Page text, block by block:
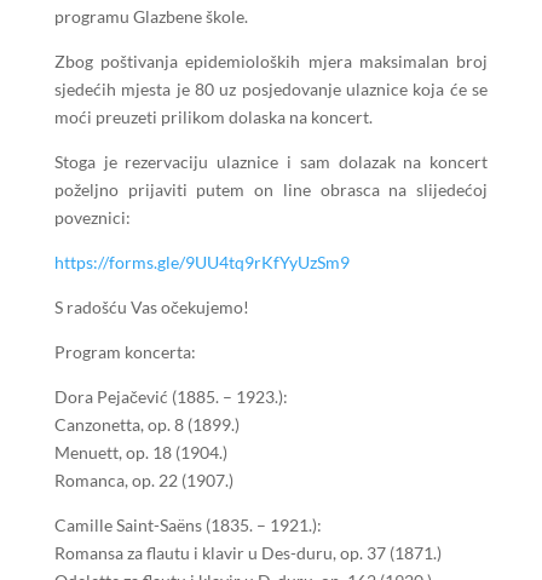
programu Glazbene škole.
Zbog poštivanja epidemioloških mjera maksimalan broj
sjedećih mjesta je 80 uz posjedovanje ulaznice koja će se
moći preuzeti prilikom dolaska na koncert.
Stoga je rezervaciju ulaznice i sam dolazak na koncert
poželjno prijaviti putem on line obrasca na slijedećoj
poveznici:
https://forms.gle/9UU4tq9rKfYyUzSm9
S radošću Vas očekujemo!
Program koncerta:
Dora Pejačević (1885. – 1923.):
Canzonetta, op. 8 (1899.)
Menuett, op. 18 (1904.)
Romanca, op. 22 (1907.)
Camille Saint-Saëns (1835. – 1921.):
Romansa za flautu i klavir u Des-duru, op. 37 (1871.)